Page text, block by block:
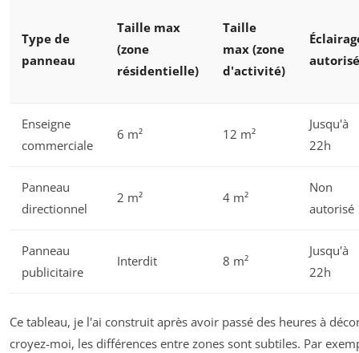
Type de
panneau
Taille max
(zone
résidentielle)
Taille
max (zone
d'activité)
autorisé
Enseigne
commerciale
6 m² 12 m²
Jusqu'à
22h
Panneau
directionnel
2 m² 4 m²
Non
autorisé
Panneau
publicitaire
Interdit 8 m²
Jusqu'à
22h
Ce tableau, je l'ai construit après avoir passé des heures à
croyez-moi, les différences entre zones sont subtiles. Par